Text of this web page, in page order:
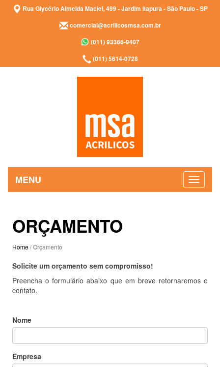
Rua Glycério Almeida Maciel, 499 - Jardim Itapura - São Paulo - SP
comercial@acrilicosmsa.com.br
(011) 93366-9407
(011) 5614-0728
MENU
ORÇAMENTO
Home/ Orçamento
Solicite um orçamento sem compromisso!
Preencha o formulário abaixo que em breve retornaremos o
contato.
Nome
Empresa